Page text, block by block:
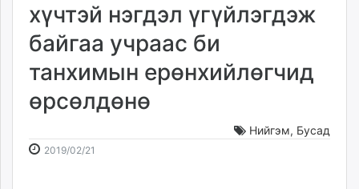
dorgio.mn
Gogo.mn
news.mn
Baabar.mn
хүчтэй нэгдэл үгүйлэгдэж
байгаа учраас би
танхимын ерөнхийлөгчид
өрсөлдөнө
Нийгэм, Бусад
2019/02/21